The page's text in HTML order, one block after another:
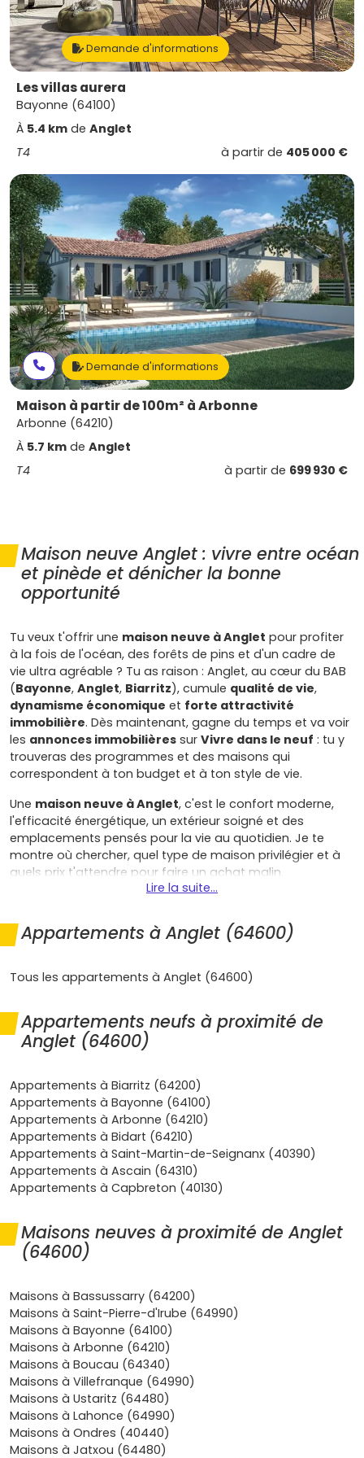
Demande d'informations
Les villas aurera
Bayonne (64100)
À 5.4 km de Anglet
T4
à partir de 405 000 €
Demande d'informations
Maison à partir de 100m² à Arbonne
Arbonne (64210)
À 5.7 km de Anglet
T4
à partir de 699 930 €
Maison neuve Anglet : vivre entre océan
et pinède et dénicher la bonne
opportunité
Tu veux t'offrir une maison neuve à Anglet pour profiter
à la fois de l'océan, des forêts de pins et d'un cadre de
vie ultra agréable ? Tu as raison : Anglet, au cœur du BAB
(Bayonne, Anglet, Biarritz), cumule qualité de vie,
dynamisme économique et forte attractivité
immobilière. Dès maintenant, gagne du temps et va voir
les annonces immobilières sur Vivre dans le neuf : tu y
trouveras des programmes et des maisons qui
correspondent à ton budget et à ton style de vie.
Une maison neuve à Anglet, c'est le confort moderne,
l'efficacité énergétique, un extérieur soigné et des
emplacements pensés pour la vie au quotidien. Je te
montre où chercher, quel type de maison privilégier et à
quels prix t'attendre pour faire un achat malin.
aujourd'hui
projet immobilier :
Chambre d'Amour,Marinella et la forêt de
Chiberta, tu profites d'un environnement unique.
Idéal si tu veux unjardin
Marché tendu et porteur: la demande est
soutenue par les actifs duBAB
les résidences semi-principales. Résultat : une
valorisation à long terme
revente.
Emplacements de choix: les
lespromoteursciblent des secteurs recherchés
comme
la Chambre d'Amour Quintaou
Montbrun ouHardoy.
Confort du neuf
équipements modernes (garage, borne de recharge,
domotique). Lesfrais de notaire réduits
2 à 3 %allègent ton budget.
Financement: selon ton profil, le
résidence principale, et la location meublée peut
doper la rentabilité si tu achètes pour investir.
Quels types de maisons et pour quels
profils
Lire la suite...
Appartements à Anglet (64600)
Tous les appartements à Anglet (64600)
Appartements neufs à proximité de
Anglet (64600)
Appartements à Biarritz (64200)
Appartements à Bayonne (64100)
Appartements à Arbonne (64210)
Appartements à Bidart (64210)
Appartements à Saint-Martin-de-Seignanx (40390)
Appartements à Ascain (64310)
Appartements à Capbreton (40130)
Maisons neuves à proximité de Anglet
(64600)
Maisons à Bassussarry (64200)
Maisons à Saint-Pierre-d'Irube (64990)
Maisons à Bayonne (64100)
Maisons à Arbonne (64210)
Maisons à Boucau (64340)
Maisons à Villefranque (64990)
Maisons à Ustaritz (64480)
Maisons à Lahonce (64990)
Maisons à Ondres (40440)
Maisons à Jatxou (64480)